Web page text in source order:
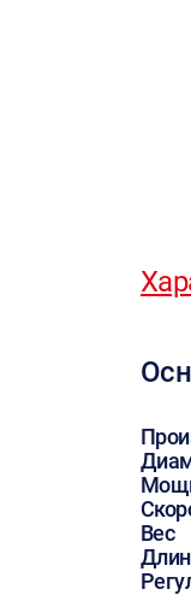
Вес